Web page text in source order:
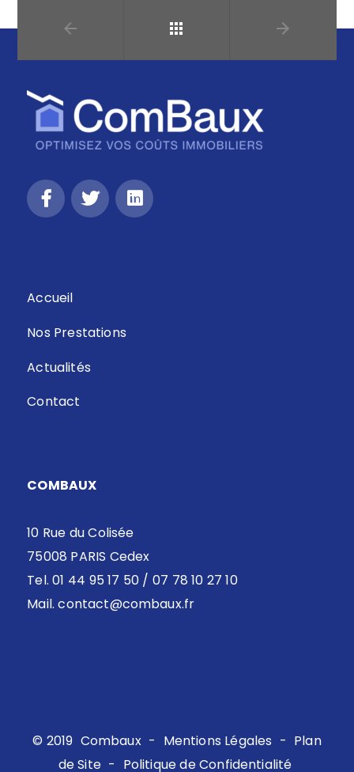
Accueil
Nos Prestations
Actualités
Contact
COMBAUX
10 Rue du Colisée
75008 PARIS Cedex
Tel. 01 44 95 17 50 / 07 78 10 27 10
Mail.contact@combaux.fr
© 2019 Combaux - Mentions Légales - Plan
de Site - Politique de Confidentialité